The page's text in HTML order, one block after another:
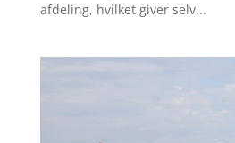
afdeling, hvilket giver selv...